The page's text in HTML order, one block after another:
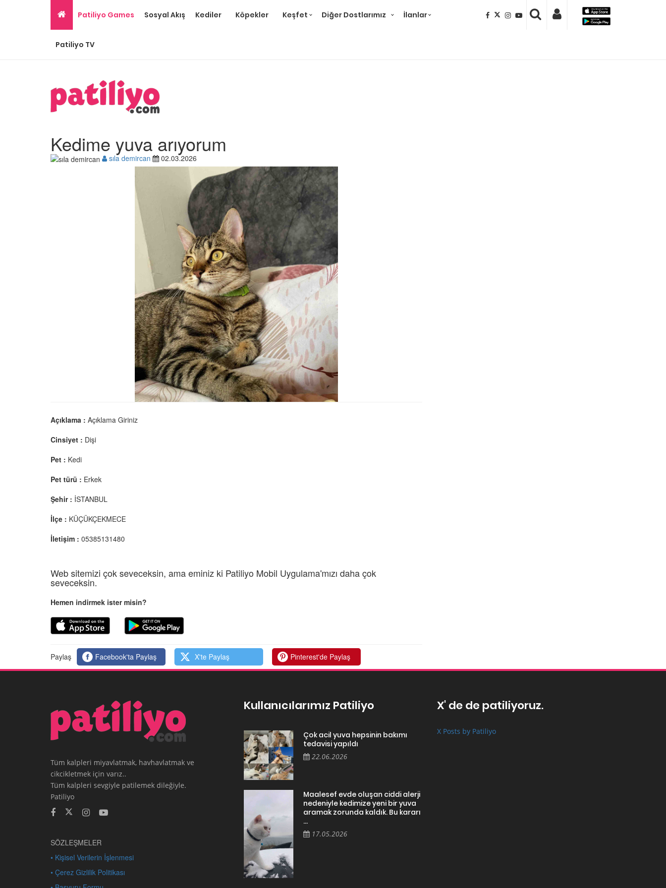
Patiliyo Games Sosyal Akış Kediler Köpekler Keşfet Diğer Dostlarımız İlanlar
Patiliyo TV
Kedime yuva arıyorum
sıla demircan 02.03.2026
Açıklama : Açıklama Giriniz
Cinsiyet : Dişi
Pet : Kedi
Pet türü : Erkek
Şehir : İSTANBUL
İlçe : KÜÇÜKÇEKMECE
İletişim : 05385131480
Web sitemizi çok seveceksin, ama eminiz ki Patiliyo Mobil Uygulama'mızı daha çok
seveceksin.
Hemen indirmek ister misin?
Paylaş Facebook'ta Paylaş X'te Paylaş Pinterest'de Paylaş
Tüm kalpleri miyavlatmak, havhavlatmak ve
cikcikletmek için varız..
Tüm kalpleri sevgiyle patilemek dileğiyle.
Patiliyo
SÖZLEŞMELER
• Kişisel Verilerin İşlenmesi
• Çerez Gizlilik Politikası
Kullanıcılarımız Patiliyo
Çok acil yuva hepsinin bakımı
tedavisi yapıldı
22.06.2026
Maalesef evde oluşan ciddi alerji
nedeniyle kedimize yeni bir yuva
aramak zorunda kaldık. Bu kararı
...
17.05.2026
X' de de patiliyoruz.
X Posts by Patiliyo